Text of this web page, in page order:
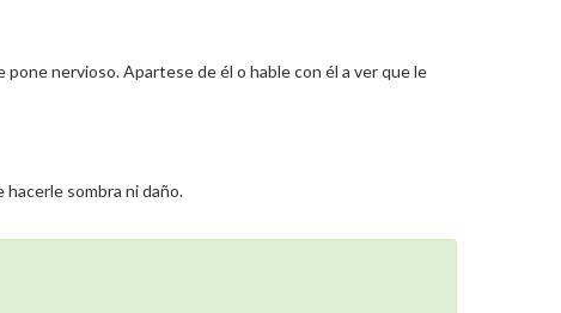
nervioso. Apartese de él o hable con él a ver que le
sombra ni daño.